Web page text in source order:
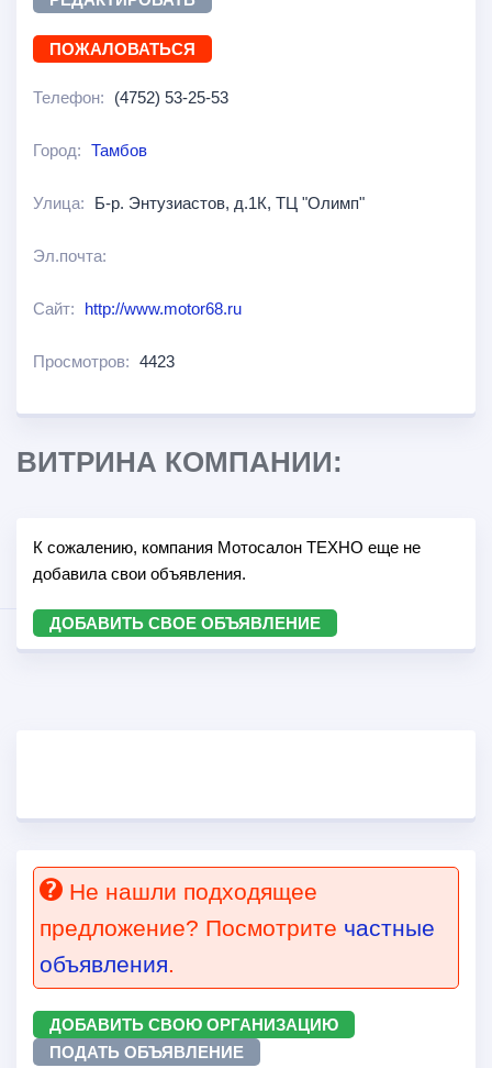
ПОЖАЛОВАТЬСЯ
Телефон: (4752) 53-25-53
Город: Тамбов
Улица: Б-р. Энтузиастов, д.1К, ТЦ "Олимп"
Эл.почта:
Сайт: http://www.motor68.ru
Просмотров: 4423
ВИТРИНА КОМПАНИИ:
К сожалению, компания Мотосалон ТЕХНО еще не
добавила свои объявления.
ДОБАВИТЬ СВОЕ ОБЪЯВЛЕНИЕ
Не нашли подходящее
предложение? Посмотрите частные
объявления.
ДОБАВИТЬ СВОЮ ОРГАНИЗАЦИЮ
ПОДАТЬ ОБЪЯВЛЕНИЕ